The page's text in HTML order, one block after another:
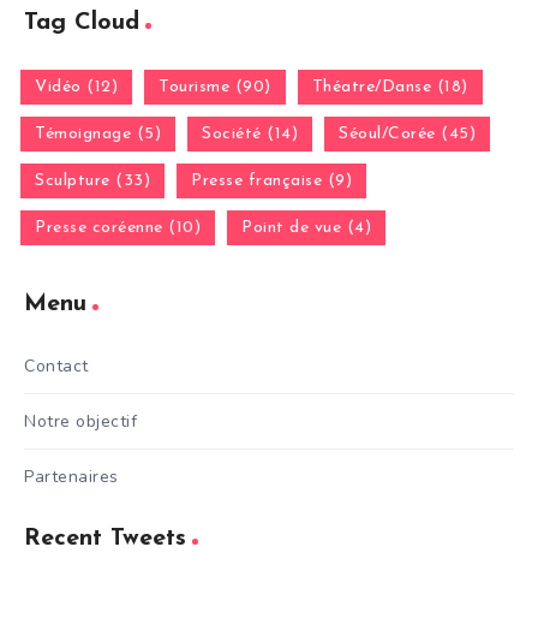
Tag Cloud
Vidéo (12) Tourisme (90) Théatre/Danse (18)
Témoignage (5) Société (14) Séoul/Corée (45)
Sculpture (33) Presse française (9)
Presse coréenne (10) Point de vue (4)
Menu
Contact
Notre objectif
Partenaires
Recent Tweets